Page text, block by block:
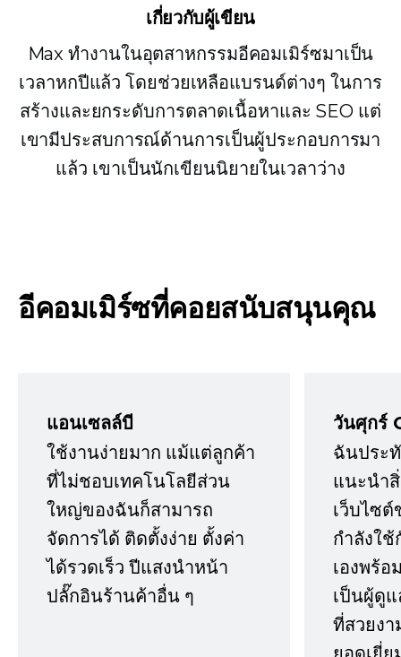
เกี่ยวกับผู้เขียน
Max ทำงานในอุตสาหกรรมอีคอมเมิร์ซมาเป็น
เวลาหกปีแล้ว โดยช่วยเหลือแบรนด์ต่างๆ ในการ
สร้างและยกระดับการตลาดเนื้อหาและ SEO แต่
เขามีประสบการณ์ด้านการเป็นผู้ประกอบการมา
แล้ว เขาเป็นนักเขียนนิยายในเวลาว่าง
อีคอมเมิร์ซที่คอยสนับสนุนคุณ
แอนเซลล์บี
ใช้งานง่ายมาก แม้แต่ลูกค้า
ที่ไม่ชอบเทคโนโลยีส่วน
ใหญ่ของฉันก็สามารถ
จัดการได้ ติดตั้งง่าย ตั้งค่า
ได้รวดเร็ว ปีแสงนำหน้า
ปลั๊กอินร้านค้าอื่น ๆ
วันศุกร์
ฉันประ
แนะนำ
เว็บไซ
กำลังใ
เองพร้
เป็นผู้ดูแ
ที่สวยง